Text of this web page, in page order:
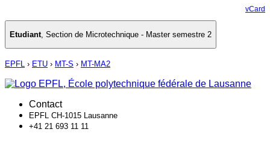
vCard
Etudiant, Section de Microtechnique - Master semestre 2
EPFL › ETU › MT-S › MT-MA2
Contact
EPFL CH-1015 Lausanne
+41 21 693 11 11